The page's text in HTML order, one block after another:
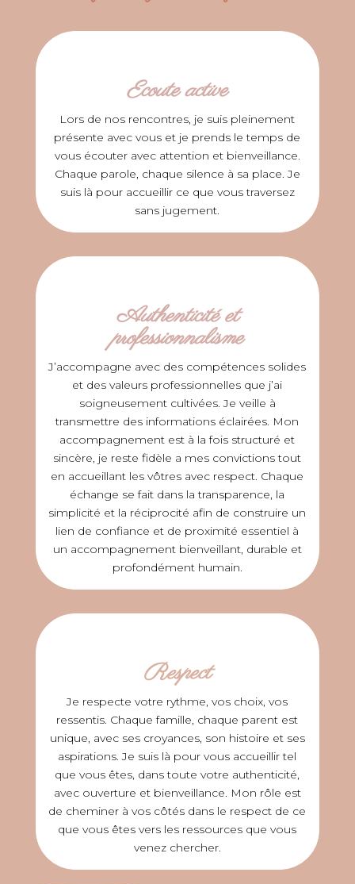
Ecoute active
Lors de nos rencontres, je suis pleinement
présente avec vous et je prends le temps de
vous écouter avec attention et bienveillance.
Chaque parole, chaque silence à sa place. Je
suis là pour accueillir ce que vous traversez
sans jugement.
Authenticité et
professionnalisme
J’accompagne avec des compétences solides
et des valeurs professionnelles que j’ai
soigneusement cultivées. Je veille à
transmettre des informations éclairées. Mon
accompagnement est à la fois structuré et
sincère, je reste fidèle a mes convictions tout
en accueillant les vôtres avec respect. Chaque
échange se fait dans la transparence, la
simplicité et la réciprocité afin de construire un
lien de confiance et de proximité essentiel à
un accompagnement bienveillant, durable et
profondément humain.
Respect
Je respecte votre rythme, vos choix, vos
ressentis. Chaque famille, chaque parent est
unique, avec ses croyances, son histoire et ses
aspirations. Je suis là pour vous accueillir tel
que vous êtes, dans toute votre authenticité,
avec ouverture et bienveillance. Mon rôle est
de cheminer à vos côtés dans le respect de ce
que vous êtes vers les ressources que vous
venez chercher.